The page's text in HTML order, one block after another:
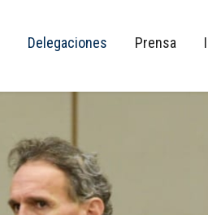
Delegaciones Prensa